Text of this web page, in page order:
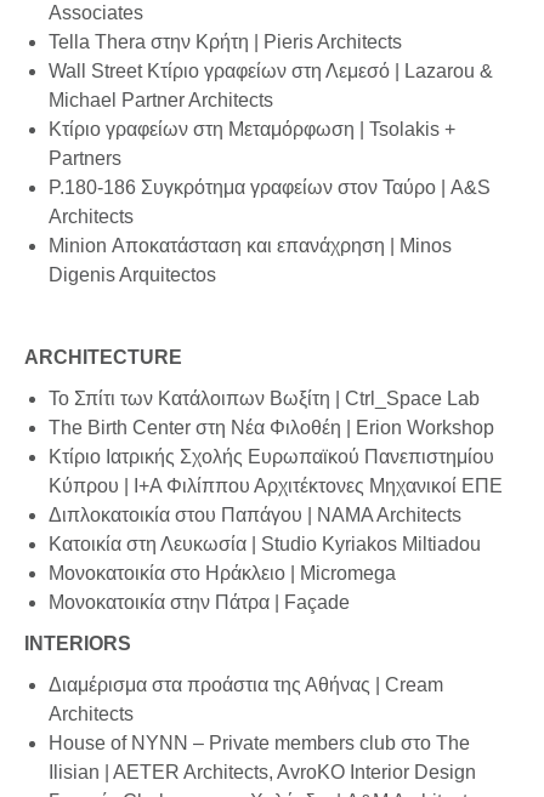
Associates
Tella Thera στην Κρήτη | Pieris Architects
Wall Street Κτίριο γραφείων στη Λεμεσό | Lazarou &
Michael Partner Architects
Κτίριο γραφείων στη Μεταμόρφωση | Tsolakis +
Partners
P.180-186 Συγκρότημα γραφείων στον Ταύρο | A&S
Architects
Minion Αποκατάσταση και επανάχρηση | Minos
Digenis Arquitectos
ARCHITECTURE
Το Σπίτι των Κατάλοιπων Βωξίτη | Ctrl_Space Lab
The Birth Center στη Νέα Φιλοθέη | Erion Workshop
Κτίριο Ιατρικής Σχολής Ευρωπαϊκού Πανεπιστημίου
Κύπρου | Ι+Α Φιλίππου Αρχιτέκτονες Μηχανικοί ΕΠΕ
Διπλοκατοικία στου Παπάγου | NAMA Architects
Κατοικία στη Λευκωσία | Studio Kyriakos Miltiadou
Μονοκατοικία στο Ηράκλειο | Micromega
Μονοκατοικία στην Πάτρα | Façade
INTERIORS
Διαμέρισμα στα προάστια της Αθήνας | Cream
Architects
House of NYNN – Private members club στο The
Ilisian | AETER Architects, AvroKO Interior Design